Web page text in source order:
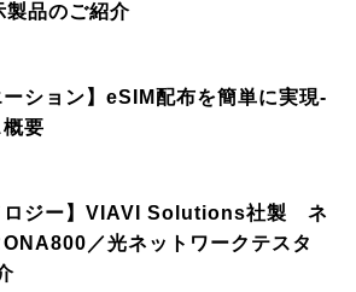
製品のご紹介
ーション】eSIM配布を簡単に実現-
要
ロジー】VIAVI Solutions社製 ネ
／光ネットワークテスタ